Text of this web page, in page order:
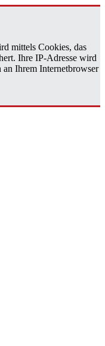
mittels Cookies, das
Ihre IP-Adresse wird
Ihrem Internetbrowser